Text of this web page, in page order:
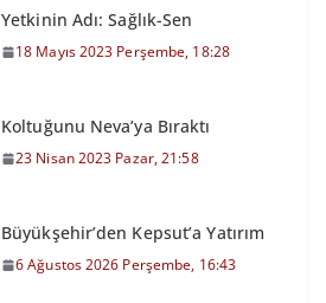
Yetkinin Adı: Sağlık-Sen
18 Mayıs 2023 Perşembe, 18:28
Koltuğunu Neva’ya Bıraktı
23 Nisan 2023 Pazar, 21:58
Büyükşehir’den Kepsut’a Yatırım
6 Ağustos 2026 Perşembe, 16:43